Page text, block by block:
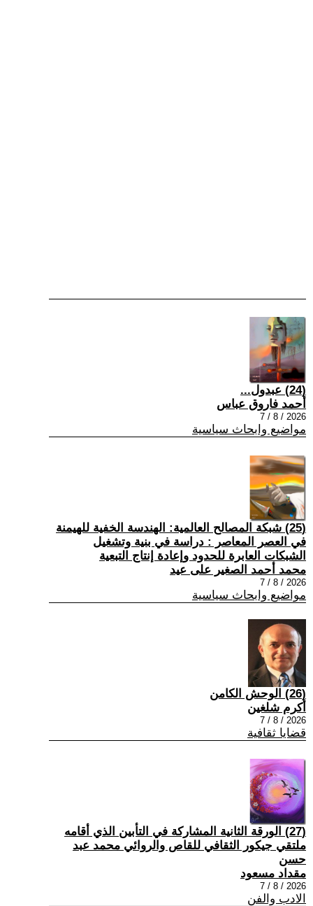
(24) عبدول...
أحمد فاروق عباس
2026 / 8 / 7
مواضيع وابحاث سياسية
(25) شبكة المصالح العالمية: الهندسة الخفية للهيمنة
في العصر المعاصر : دراسة في بنية وتشغيل
الشبكات العابرة للحدود وإعادة إنتاج التبعية
محمد أحمد الصغير على عيد
2026 / 8 / 7
مواضيع وابحاث سياسية
(26) الوحش الكامن
أكرم شلغين
2026 / 8 / 7
قضايا ثقافية
(27) الورقة الثانية المشاركة في التأبين الذي أقامه
ملتقي جيكور الثقافي للقاص والروائي محمد عبد
حسن
مقداد مسعود
2026 / 8 / 7
الادب والفن